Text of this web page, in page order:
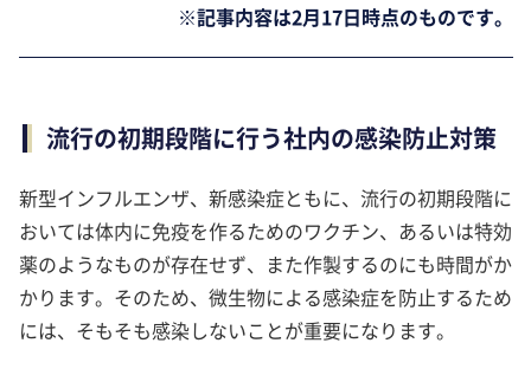
※記事内容は2月17日時点のものです。
流行の初期段階に行う社内の感染防止対策
新型インフルエンザ、新感染症ともに、流行の初期段階に
おいては体内に免疫を作るためのワクチン、あるいは特効
薬のようなものが存在せず、また作製するのにも時間がか
かります。そのため、微生物による感染症を防止するため
には、そもそも感染しないことが重要になります。